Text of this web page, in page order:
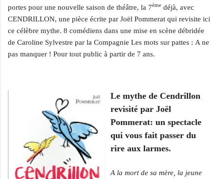
portes pour une nouvelle saison de théâtre, la 7ème déjà, avec
CENDRILLON, une pièce écrite par Joël Pommerat qui revisite ici
ce célèbre mythe. 8 comédiens dans une mise en scène débridée
de Caroline Sylvestre par la Compagnie Les mots sur pattes : A ne
pas manquer ! Pour tout public à partir de 7 ans.
Le mythe de Cendrillon
revisité par Joël
Pommerat: un spectacle
qui vous fait passer du
rire aux larmes.
A la mort de sa mère, la jeune